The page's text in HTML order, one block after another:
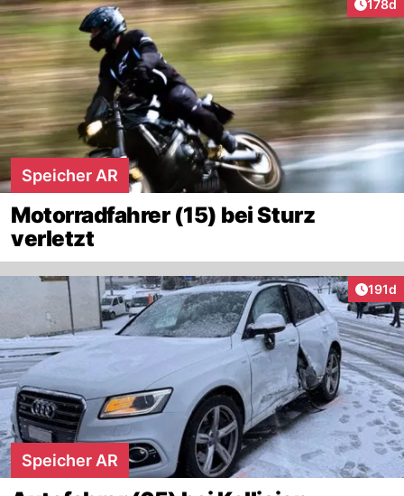
178d
Speicher AR
Motorradfahrer (15) bei Sturz
verletzt
191d
Speicher AR